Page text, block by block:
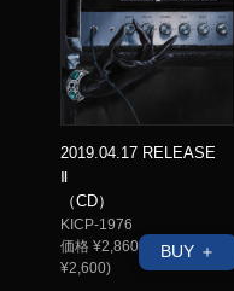
2019.04.17 RELEASE
Ⅱ
（CD）
KICP-1976
価格 ¥2,860(税抜価格
¥2,600)
BUY ＋